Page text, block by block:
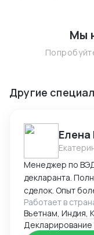
Мы
Другие
Менеджер по
декларанта.
сделок. Опыт
цепочки
Поставщиками, - Транспортными компаниями и -
органами по Сертификации. -
Работает в
Вьетнам, Индия,
Декларирование